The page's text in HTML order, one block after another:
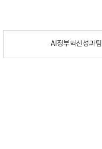
AI정부혁신성과팀